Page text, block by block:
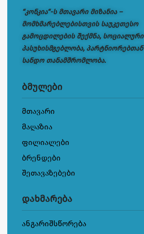
“კონკია“-ს მთავარი მიზანია –
მომხმარებლებისთვის საუკეთესო
გამოცდილების შექმნა, სოციალური
პასუხისმგებლობა, პარტნიორებთან
სანდო თანამშრომლობა.
ბმულები
მთავარი
მაღაზია
ფილიალები
ბრენდები
შეთავაზებები
დახმარება
ანგარიშსწორება